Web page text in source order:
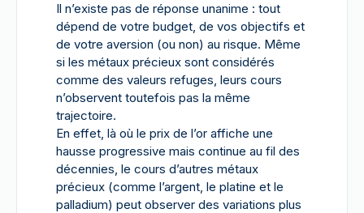
Il n’existe pas de réponse unanime : tout
dépend de votre budget, de vos objectifs et
de votre aversion (ou non) au risque. Même
si les métaux précieux sont considérés
comme des valeurs refuges, leurs cours
n’observent toutefois pas la même
trajectoire.
En effet, là où le prix de l’or affiche une
hausse progressive mais continue au fil des
décennies, le cours d’autres métaux
précieux (comme l’argent, le platine et le
palladium) peut observer des variations plus